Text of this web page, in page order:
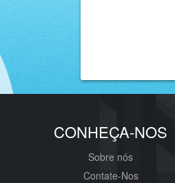
CONHEÇA-NOS
Sobre nós
Contate-Nos